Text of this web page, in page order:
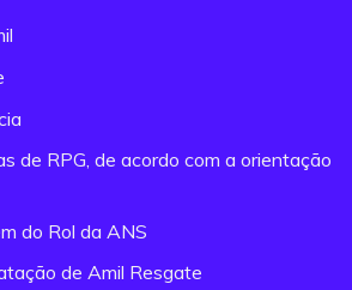
de RPG, de acordo com a orientação
do Rol da ANS
de Amil Resgate